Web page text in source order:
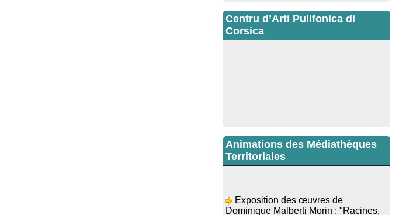
Centru d’Arti Pulifonica di
Corsica
Animations des Médiathèques
Territoriales
Dominique Malberti Morin : "Racines,
peintures acryliques et aquarelles" -